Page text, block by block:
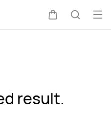
result.